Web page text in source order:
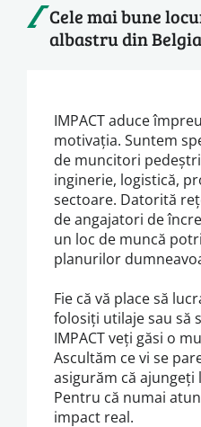
Cele mai bune
albastru din Belgia
IMPACT aduce
motivația. Suntem
de muncitori
inginerie, logistică,
sectoare. Datorită
de angajatori de
un loc de muncă
planurilor
Fie că vă place să
folosiți utilaje sau să
IMPACT veți găsi o
Ascultăm ce vi se
asigurăm că
Pentru că numai
impact real.